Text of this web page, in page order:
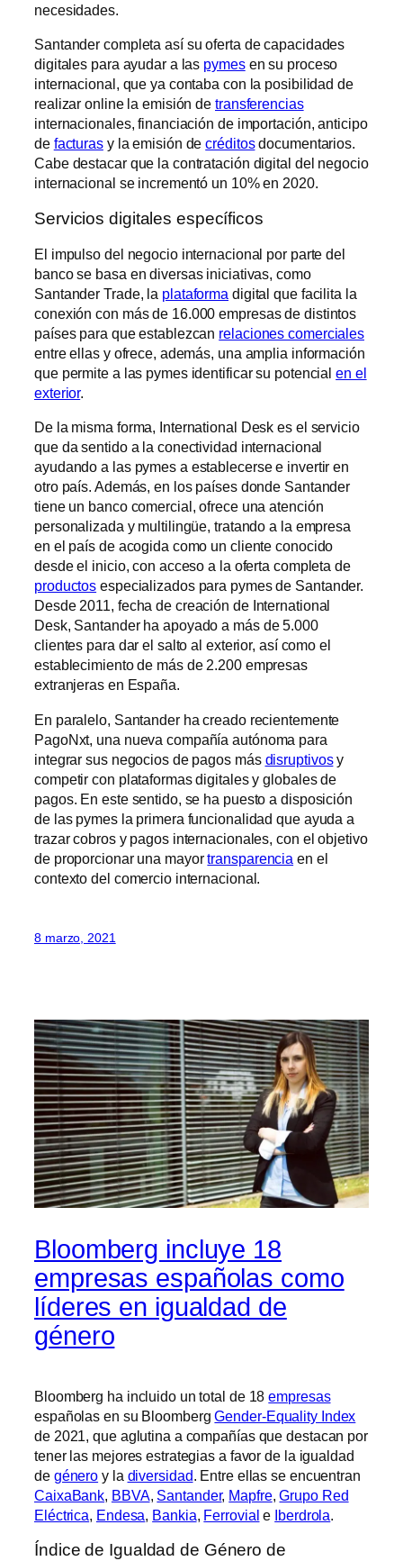
necesidades.
Santander completa así su oferta de capacidades
digitales para ayudar a las pymesen su proceso
internacional, que ya contaba con la posibilidad de
realizar online la emisión de transferencias
internacionales, financiación de importación, anticipo
de facturasy la emisión decréditosdocumentarios.
Cabe destacar que la contratación digital del negocio
internacional se incrementó un 10% en 2020.
Servicios digitales específicos
El impulso del negocio internacional por parte del
banco se basa en diversas iniciativas, como
Santander Trade, la plataforma digital que facilita la
conexión con más de 16.000 empresas de distintos
países para que establezcan relaciones comerciales
entre ellas y ofrece, además, una amplia información
que permite a las pymes identificar su potencialen el
exterior.
De la misma forma, International Desk es el servicio
que da sentido a la conectividad internacional
ayudando a las pymes a establecerse e invertir en
otro país. Además, en los países donde Santander
tiene un banco comercial, ofrece una atención
personalizada y multilingüe, tratando a la empresa
en el país de acogida como un cliente conocido
desde el inicio, con acceso a la oferta completa de
productos especializados para pymes de Santander.
Desde 2011, fecha de creación de International
Desk, Santander ha apoyado a más de 5.000
clientes para dar el salto al exterior, así como el
establecimiento de más de 2.200 empresas
extranjeras en España.
En paralelo, Santander ha creado recientemente
PagoNxt, una nueva compañía autónoma para
integrar sus negocios de pagos más disruptivosy
competir con plataformas digitales y globales de
pagos. En este sentido, se ha puesto a disposición
de las pymes la primera funcionalidad que ayuda a
trazar cobros y pagos internacionales, con el objetivo
de proporcionar una mayortransparencia en el
contexto del comercio internacional.
8 marzo, 2021
Bloomberg incluye 18
empresas españolas como
líderes en igualdad de
género
Bloomberg ha incluido un total de 18empresas
españolas en su BloombergGender-Equality Index
de 2021, que aglutina a compañías que destacan por
tener las mejores estrategias a favor de la igualdad
de género y la diversidad. Entre ellas se encuentran
CaixaBank, BBVA, Santander, Mapfre,Grupo Red
Eléctrica, Endesa, Bankia, Ferrovial e Iberdrola.
Índice de Igualdad de Género de